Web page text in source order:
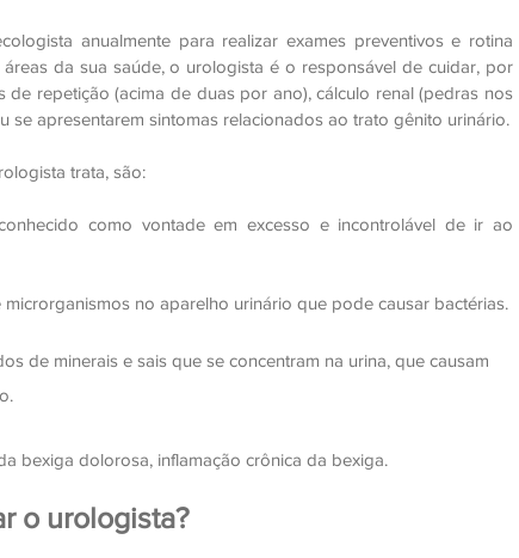
anualmente para realizar exames preventivos e rotina
da sua saúde, o urologista é o responsável de cuidar, por
de repetição (acima de duas por ano), cálculo renal (pedras nos
se apresentarem sintomas relacionados ao trato gênito urinário.
trata, são:
como vontade em excesso e incontrolável de ir ao
microrganismos no aparelho urinário que pode causar bactérias.
de minerais e sais que se concentram na urina, que causam
bexiga dolorosa, inflamação crônica da bexiga.
o urologista?